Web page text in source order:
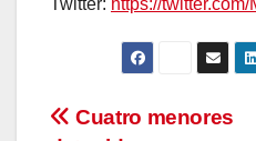
Twitter: https://
Navegación
Cuatro menores